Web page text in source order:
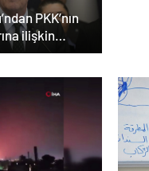
PKK’nın
ilişkin